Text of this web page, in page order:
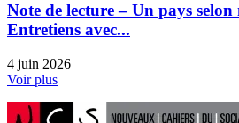
Note de lecture – Un pays
Entretiens avec...
4 juin 2026
Voir plus